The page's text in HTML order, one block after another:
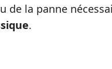
de la panne
.